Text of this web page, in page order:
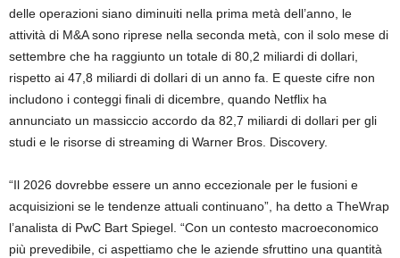
delle operazioni siano diminuiti nella prima metà dell’anno, le
attività di M&A sono riprese nella seconda metà, con il solo mese di
settembre che ha raggiunto un totale di 80,2 miliardi di dollari,
rispetto ai 47,8 miliardi di dollari di un anno fa. E queste cifre non
includono i conteggi finali di dicembre, quando Netflix ha
annunciato un massiccio accordo da 82,7 miliardi di dollari per gli
studi e le risorse di streaming di Warner Bros. Discovery.
“Il 2026 dovrebbe essere un anno eccezionale per le fusioni e
acquisizioni se le tendenze attuali continuano”, ha detto a TheWrap
l’analista di PwC Bart Spiegel. “Con un contesto macroeconomico
più prevedibile, ci aspettiamo che le aziende sfruttino una quantità